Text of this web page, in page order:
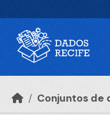
Conjuntos de